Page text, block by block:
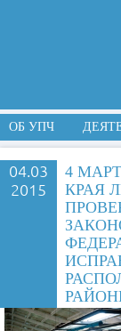
ОБ УПЧ
04.03
2015
4
КРАЯ